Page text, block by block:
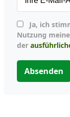
Nutzung
der
Absenden